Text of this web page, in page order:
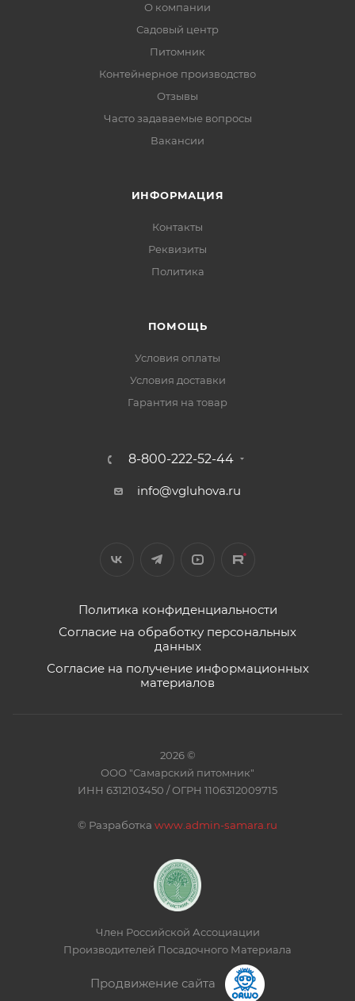
О компании
Садовый центр
Питомник
Контейнерное производство
Отзывы
Часто задаваемые вопросы
Вакансии
ИНФОРМАЦИЯ
Контакты
Реквизиты
Политика
ПОМОЩЬ
Условия оплаты
Условия доставки
Гарантия на товар
8-800-222-52-44
info@vgluhova.ru
Политика конфиденциальности
Согласие на обработку персональных
данных
Согласие на получение информационных
материалов
2026 ©
ООО "Самарский питомник"
ИНН 6312103450 / ОГРН 1106312009715
© Разработка www.admin-samara.ru
Член Российской Ассоциации
Производителей Посадочного Материала
Продвижение сайта